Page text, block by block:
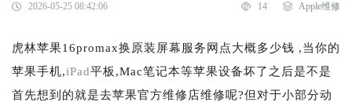
2026-05-25 08:42:06 14 Apple维修
虎林苹果16promax换原装屏幕服务网点大概多少钱 ,当你的
苹果手机,iPad平板,Mac笔记本等苹果设备坏了之后是不是
首先想到的就是去苹果官方维修店维修呢?但对于小部分动